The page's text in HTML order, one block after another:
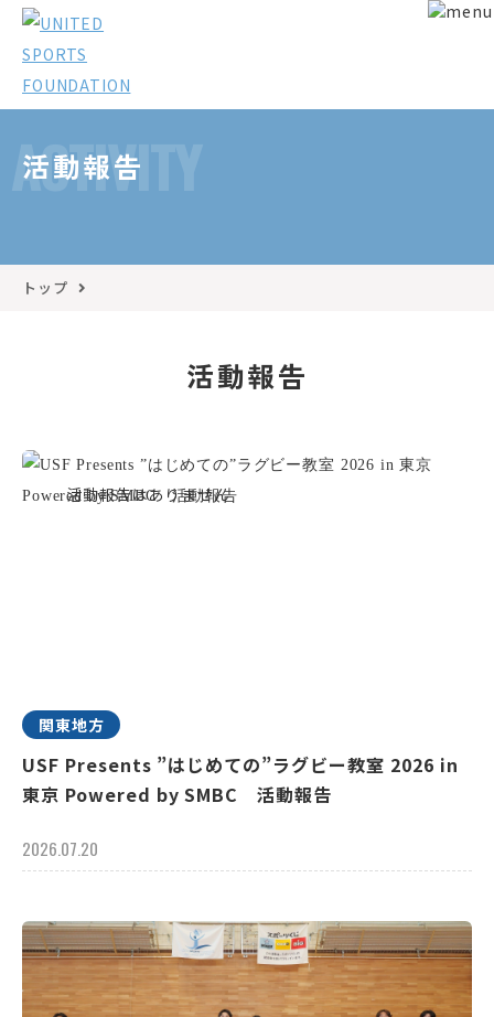
ACTIVITY
活動報告
トップ
活動報告
関東地方
USF Presents ”はじめての”ラグビー教室 2026 in
東京 Powered by SMBC 活動報告
2026.07.20